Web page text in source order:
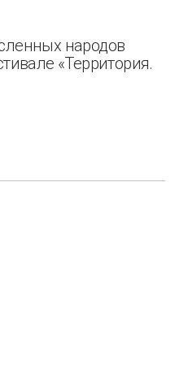
народов
«Территория.